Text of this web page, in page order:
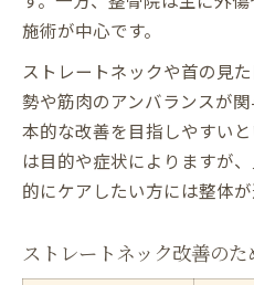
施術が中心です。
ストレートネックや首の見
勢や筋肉のアンバランスが
本的な改善を目指しやすい
は目的や症状によりますが
的にケアしたい方には整体が
ストレートネック改善の